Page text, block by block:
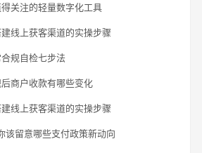
关注的轻量数字化工具
线上获客渠道的实操步骤
规自检七步法
商户收款有哪些变化
线上获客渠道的实操步骤
该留意哪些支付政策新动向